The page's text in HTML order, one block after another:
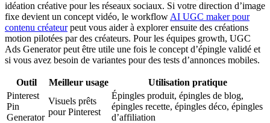
idéation créative pour les réseaux sociaux. Si votre direction d’image
fixe devient un concept vidéo, le workflow AI UGC maker pour
contenu créateurpeut vous aider à explorer ensuite des créations
motion pilotées par des créateurs. Pour les équipes growth, UGC
Ads Generator peut être utile une fois le concept d’épingle validé et
si vous avez besoin de variantes pour des tests d’annonces mobiles.
Outil Meilleur usage
Utilisation pratique
Pinterest
Pin
Generator
Visuels prêts
pour Pinterest
Épingles produit, épingles de blog,
épingles recette, épingles déco, épingles
d’affiliation